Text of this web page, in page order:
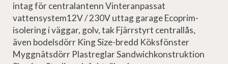
intag för centralantenn Vinteranpassat
vattensystem12V / 230V uttag garage Ecoprim-
isolering i väggar, golv, tak Fjärrstyrt centrallås,
även bodelsdörr King Size-bredd Köksfönster
Myggnätsdörr Plastreglar Sandwichkonstruktion